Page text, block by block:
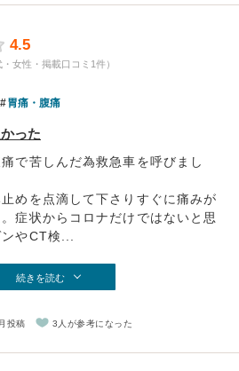
4.5
女性・掲載口コミ1件）
胃痛・腹痛
った
で苦しんだ為救急車を呼びまし
めを点滴して下さりすぐに痛みが
症状からコロナだけではないと思
やCT検...
続きを読む
投稿 3人が参考になった